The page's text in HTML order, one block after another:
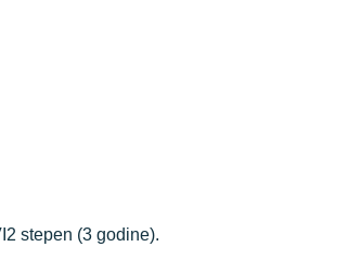
stepen (3 godine).